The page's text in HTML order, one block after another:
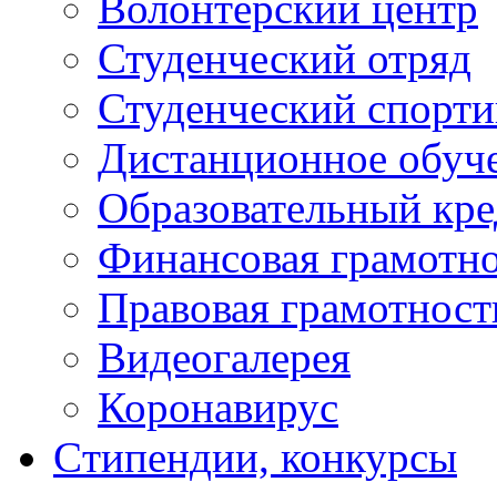
Студенческий отряд
Студенческий
Дистанционное
Образовательный
Финансовая
Правовая
Видеогалерея
Коронавирус
Cтипендии, конкурсы